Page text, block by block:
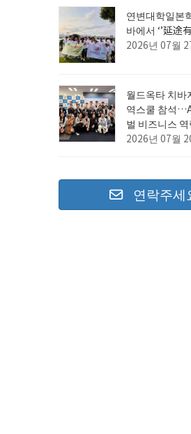
연변대학일본
바에서 ‘’延途
2026년 07월
월드옥타 치바
역스쿨 참석
벌 비즈니스
2026년 07월
연락주세